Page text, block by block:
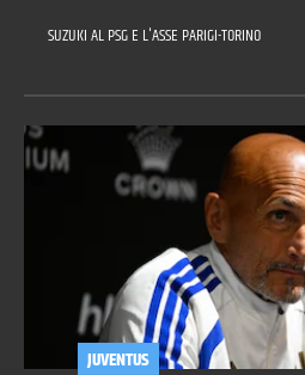
SUZUKI AL PSG E L'ASSE PARIGI-TORINO
JUVENTUS